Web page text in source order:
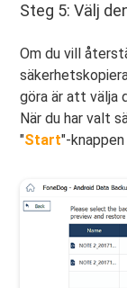
Steg 5: Välj
Om du vill
göra är att välja
När du har valt
"Start"-